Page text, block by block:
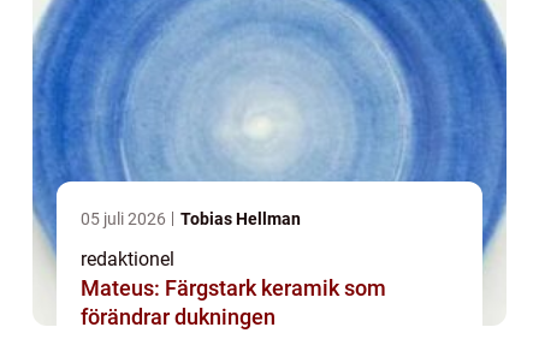
05 juli 2026 Tobias Hellman
redaktionel
Mateus: Färgstark keramik som
förändrar dukningen